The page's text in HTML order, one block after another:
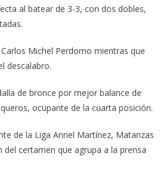
al batear de 3-3, con dos dobles,
Michel Perdomo mientras que
descalabro.
de bronce por mejor balance de
ocupante de la cuarta posición.
de la Liga Annel Martínez, Matanzas
certamen que agrupa a la prensa